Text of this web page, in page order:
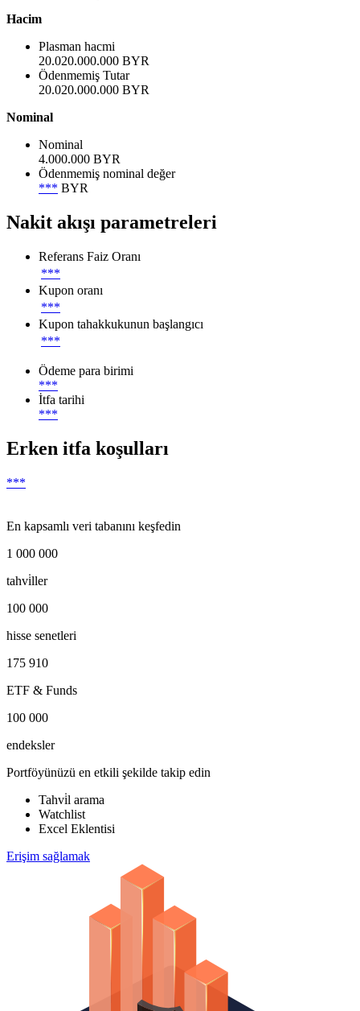
Hacim
Plasman hacmi
20.020.000.000 BYR
Ödenmemiş Tutar
20.020.000.000 BYR
Nominal
Nominal
4.000.000 BYR
Ödenmemiş nominal değer
*** BYR
Nakit akışı parametreleri
Referans Faiz Oranı
***
Kupon oranı
***
Kupon tahakkukunun başlangıcı
***
Ödeme para birimi
***
İtfa tarihi
***
Erken itfa koşulları
***
En kapsamlı veri tabanını keşfedin
1 000 000
tahvi̇ller
100 000
hisse senetleri
175 910
ETF & Funds
100 000
endeksler
Portföyünüzü en etkili şekilde takip edin
Tahvi̇l arama
Watchlist
Excel Eklentisi
Erişim sağlamak